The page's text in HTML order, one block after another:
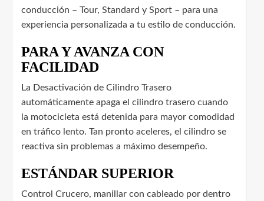
conducción – Tour, Standard y Sport – para una
experiencia personalizada a tu estilo de conducción.
PARA Y AVANZA CON
FACILIDAD
La Desactivación de Cilindro Trasero
automáticamente apaga el cilindro trasero cuando
la motocicleta está detenida para mayor comodidad
en tráfico lento. Tan pronto aceleres, el cilindro se
reactiva sin problemas a máximo desempeño.
ESTÁNDAR SUPERIOR
Control Crucero, manillar con cableado por dentro